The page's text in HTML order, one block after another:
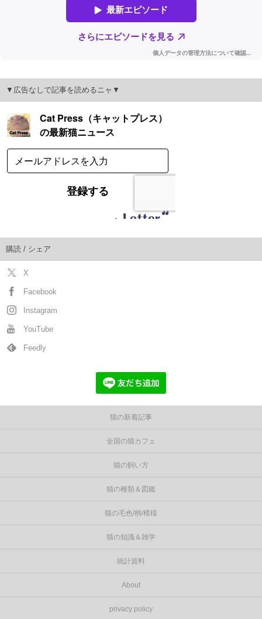
▼広告なしで記事を読めるニャ▼
購読 / シェア
X
Facebook
Instagram
YouTube
Feedly
猫の新着記事
全国の猫カフェ
猫の飼い方
猫の種類＆図鑑
猫の毛色/柄/模様
猫の知識＆雑学
統計資料
About
privacy policy